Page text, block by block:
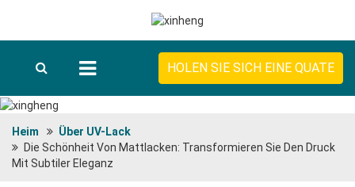
HOLEN SIE SICH EINE QUATE
Heim
Über UV-Lack
Die Schönheit Von Mattlacken: Transformieren Sie Den Druck
Mit Subtiler Eleganz